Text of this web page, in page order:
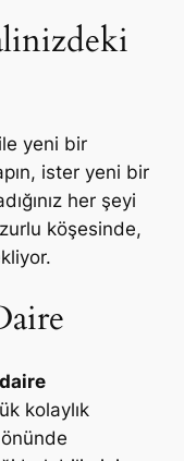
yeni bir
ister yeni bir
her şeyi
köşesinde,
kolaylık